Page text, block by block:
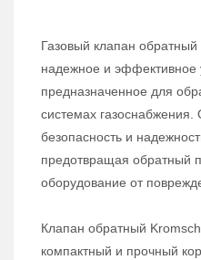
Газовый клапан
надежное и эффективное
предназначенное для
системах газоснабжения.
безопасность и
предотвращая обратный
оборудование от
Клапан обратный
компактный и прочный